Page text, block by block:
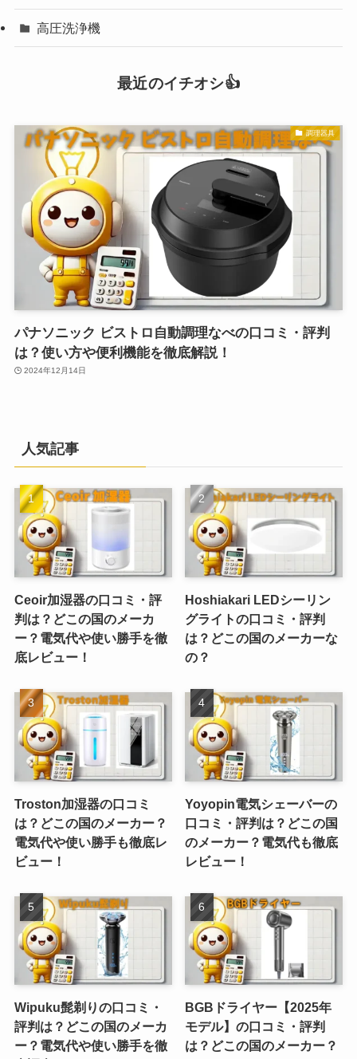
高圧洗浄機
最近のイチオシ👍
調理器具
パナソニック ビストロ自動調理なべの口コミ・評判
は？使い方や便利機能を徹底解説！
2024年12月14日
人気記事
Ceoir加湿器の口コミ・評
判は？どこの国のメーカ
ー？電気代や使い勝手を徹
底レビュー！
Hoshiakari LEDシーリン
グライトの口コミ・評判
は？どこの国のメーカーな
の？
Troston加湿器の口コミ
は？どこの国のメーカー？
電気代や使い勝手も徹底レ
ビュー！
Yoyopin電気シェーバーの
口コミ・評判は？どこの国
のメーカー？電気代も徹底
レビュー！
Wipuku髭剃りの口コミ・
評判は？どこの国のメーカ
ー？電気代や使い勝手を徹
BGBドライヤー【2025年
モデル】の口コミ・評判
は？どこの国のメーカー？